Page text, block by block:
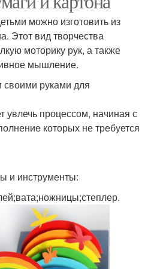
можно изготовить из
Этот вид творчества
моторику рук, а также
мышление.
руками для
увлечь процессом, начиная с
которых не требуется
и инструменты: